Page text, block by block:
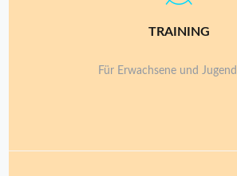
TRAINING
Für Erwachsene und
Für Anfänger, Fortgeschrittene und Top-